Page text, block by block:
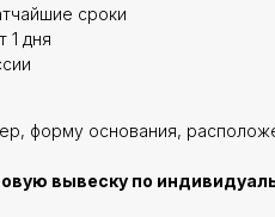
сроки
1 дня
форму основания,
вывеску по